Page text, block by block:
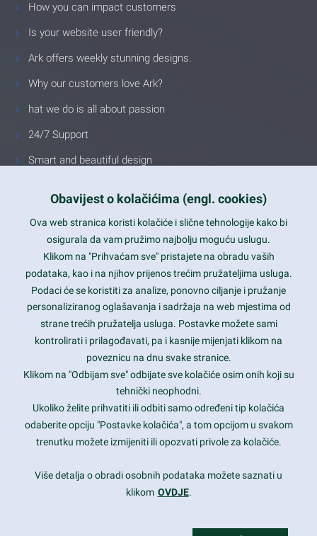
How you can impact customers
Is your website user friendly?
Ark offers weekly stunning designs.
Why our customers love Ark?
hat we do is all about passion
24/7 Support
Smart and beautiful design
Latest trends and much more...
Contact Info
1600 Amphitheatre Parkway, Mountain View, CA 94043
prothemes.net@gmail.com
Daily: 9:00 am - 6:00 pm
Sunday: Closed
Copyright 2017FRESHFACE© All Rights Reserved
Obavijest o kolačićima (engl. cookies)
Ova web stranica koristi kolačiće i slične tehnologije kako bi
osigurala da vam pružimo najbolju moguću uslugu.
Klikom na "Prihvaćam sve" pristajete na obradu vaših
podataka, kao i na njihov prijenos trećim pružateljima usluga.
Podaci će se koristiti za analize, ponovno ciljanje i pružanje
personaliziranog oglašavanja i sadržaja na web mjestima od
strane trećih pružatelja usluga. Postavke možete sami
kontrolirati i prilagođavati, pa i kasnije mijenjati klikom na
poveznicu na dnu svake stranice.
Klikom na "Odbijam sve" odbijate sve kolačiće osim onih koji su
tehnički neophodni.
Ukoliko želite prihvatiti ili odbiti samo određeni tip kolačića
odaberite opciju "Postavke kolačića", a tom opcijom u svakom
trenutku možete izmijeniti ili opozvati privole za kolačiće.
Više detalja o obradi osobnih podataka možete saznati u
klikom OVDJE.